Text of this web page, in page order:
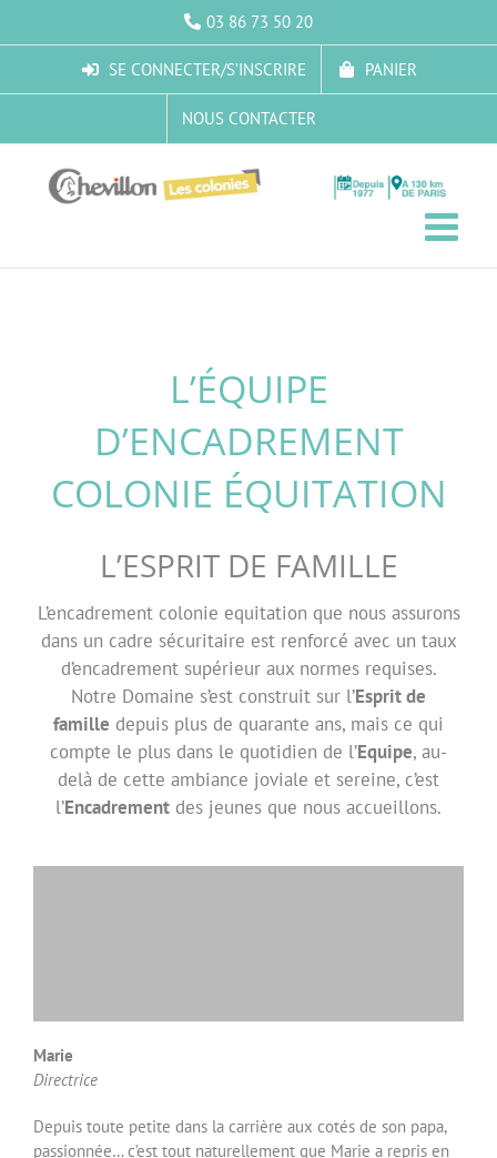
03 86 73 50 20
SE CONNECTER/S’INSCRIRE PANIER
NOUS CONTACTER
L’ÉQUIPE
D’ENCADREMENT
COLONIE ÉQUITATION
L’ESPRIT DE FAMILLE
L’encadrement colonie equitation que nous assurons
dans un cadre sécuritaire est renforcé avec un taux
d’encadrement supérieur aux normes requises.
Notre Domaine s’est construit sur l’Esprit de
famille depuis plus de quarante ans, mais ce qui
compte le plus dans le quotidien de l’Equipe, au-
delà de cette ambiance joviale et sereine, c’est
l’Encadrement des jeunes que nous accueillons.
Marie
Directrice
Depuis toute petite dans la carrière aux cotés de son papa,
passionnée… c’est tout naturellement que Marie a repris en